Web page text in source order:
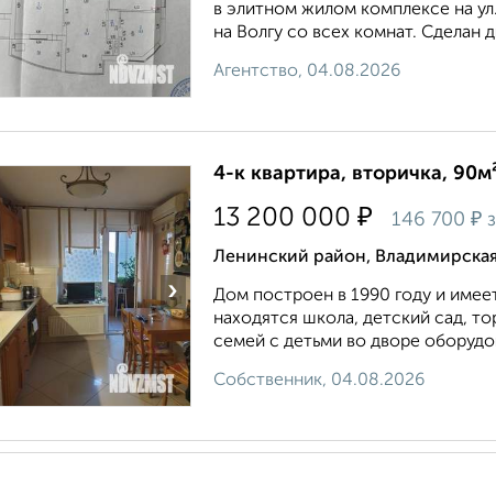
в элитном жилом комплексе на
на Волгу со всех комнат. Сделан
Агентство, 04.08.2026
›
4-к квартира, вторичка,
13 200 000 ₽ 146 700 ₽
Ленинский район,
Дом построен в 1990 году и
находятся школа, детский сад,
семей с детьми во дворе
Собственник, 04.08.2026